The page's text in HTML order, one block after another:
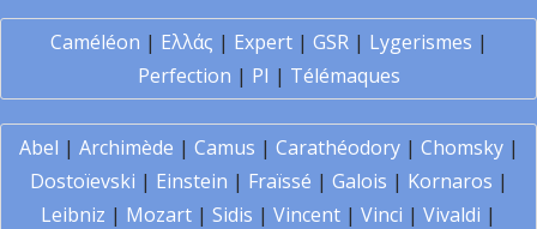
Caméléon | Ελλάς | Expert| GSR| Lygerismes |
Perfection | PI | Télémaques
Abel | Archimède | Camus | Carathéodory| Chomsky|
Dostoïevski | Einstein | Fraïssé | Galois | Kornaros |
Leibniz | Mozart | Sidis | Vincent | Vinci | Vivaldi |